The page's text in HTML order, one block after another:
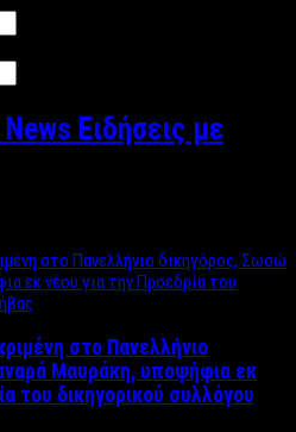
Ειδήσεις με
στο Πανελλήνιο
Μαυράκη, υποψήφια εκ
του δικηγορικού συλλόγου